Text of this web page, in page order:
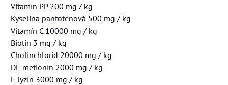
Vitamín PP 200 mg / kg
Kyselina pantoténová 500 mg / kg
Vitamín C 10000 mg / kg
Biotín 3 mg / kg
Cholinchlorid 20000 mg / kg
DL-metionín 2000 mg / kg
L-lyzín 3000 mg / kg